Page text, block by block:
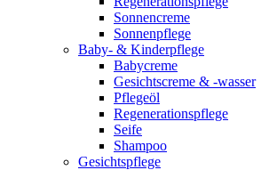
Sonnencreme
Sonnenpflege
Baby- & Kinderpflege
Babycreme
Gesichtscreme & -wasser
Pflegeöl
Regenerationspflege
Seife
Shampoo
Gesichtspflege